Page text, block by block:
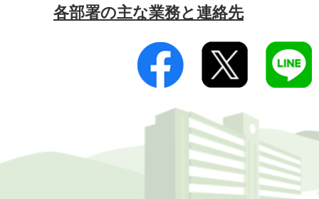
各部署の主な業務と連絡先